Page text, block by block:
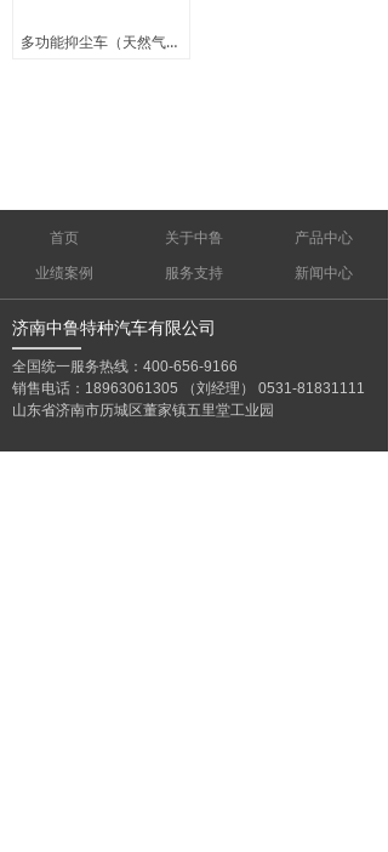
多功能抑尘车（天然气） ZLQ5180TDY6NG
首页 关于中鲁
产品中心
业绩案例
服务支持 新闻中心
济南中鲁特种汽车有限公司
全国统一服务热线：400-656-9166
销售电话：18963061305 （刘经理） 0531-81831111
山东省济南市历城区董家镇五里堂工业园